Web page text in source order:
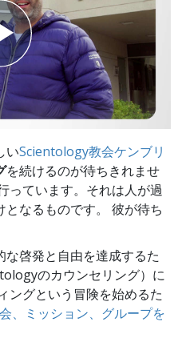
いScientology教会ケンブリ
を続けるのが待ちきれませ
っています。それは人が過
なるものです。 彼が待ち
啓発と自由を達成するた
のカウンセリング）に
ングという冒険を始めるた
、ミッション、グループを